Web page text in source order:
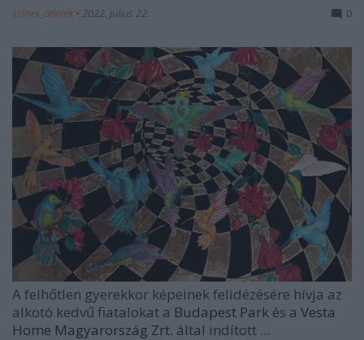
színes_ötletek • 2022. július 22. 0
A felhőtlen gyerekkor képeinek felidézésére hívja az
alkotó kedvű fiatalokat a Budapest Park és a Vesta
Home Magyarország Zrt. által indított ...